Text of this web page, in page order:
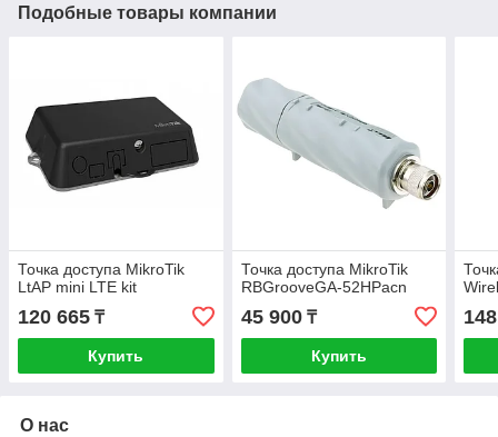
Подобные товары компании
Точка доступа MikroTik
LtAP mini LTE kit
120 665 ₸
Купить
Точка доступа MikroTik
RBGrooveGA-52HPacn
45 900₸
Купить
О нас